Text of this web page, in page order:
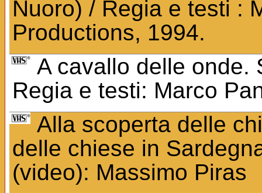
Nuoro) / Regia e testi :
Productions, 1994.
A cavallo delle onde.
Regia e testi: Marco
Alla scoperta delle
delle chiese in
(video): Massimo Piras